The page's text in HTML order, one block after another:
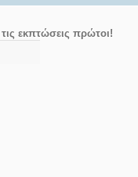
εκπτώσεις πρώτοι!